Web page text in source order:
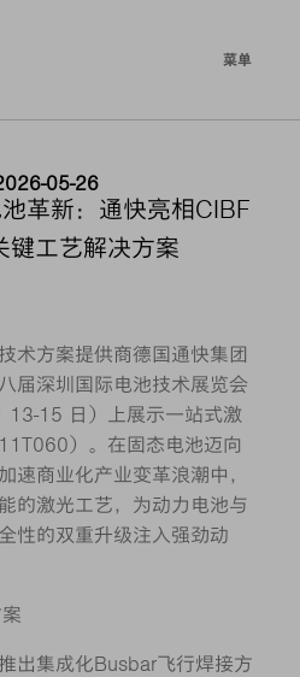
菜单
05-26
革新：通快亮相CIBF
键工艺解决方案
术方案提供商德国通快集团
届深圳国际电池技术展览会
13-15 日）上展示一站式激
）。在固态电池迈向
速商业化产业变革浪潮中，
的激光工艺，为动力电池与
性的双重升级注入强劲动
出集成化Busbar飞行焊接方